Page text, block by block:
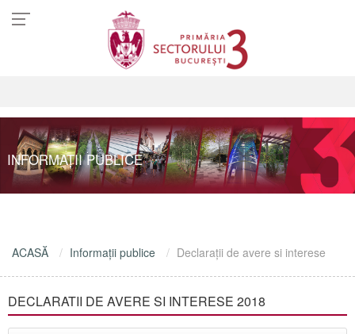
INFORMAŢII PUBLICE
ACASĂ Informaţii publice Declaraţii de avere si interese
DECLARATII DE AVERE SI INTERESE 2018